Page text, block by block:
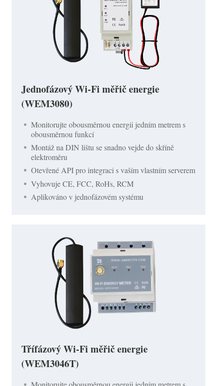
Jednofázový Wi-Fi měřič energie
(WEM3080)
Monitorujte obousměrnou energii jedním metrem s
obousměrnou funkcí
Montáž na DIN lištu se snadno vejde do skříně
elektroměru
Otevřené API pro integraci s vaším vlastním serverem
Vyhovuje CE, FCC, RoHs, RCM
Aplikováno v jednofázovém systému
Třífázový Wi-Fi měřič energie
(WEM3046T)